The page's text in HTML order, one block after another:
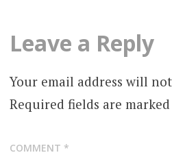
Leave a Reply
Your email address will
Required fields are marked
COMMENT *